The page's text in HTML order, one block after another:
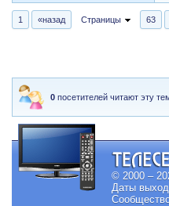
1 «назад Страницы 63
0 посетителей читают эту
© 2000 –
Даты